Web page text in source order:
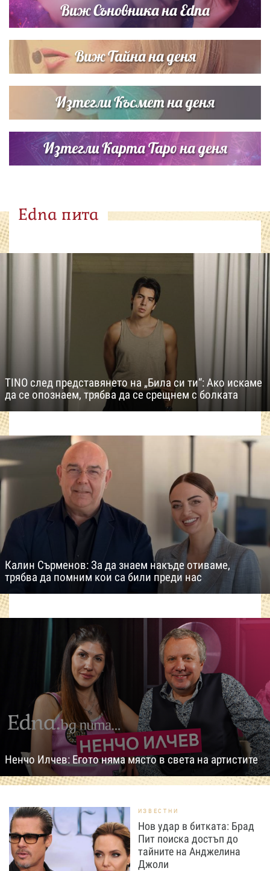
Виж Съновника на Edna
Виж Тайна на деня
Изтегли Късмет на деня
Изтегли Карта Таро на деня
Edna пита
TINO след представянето на „Била си ти“: Ако искаме
да се опознаем, трябва да се срещнем с болката
Калин Сърменов: За да знаем накъде отиваме,
трябва да помним кои са били преди нас
Ненчо Илчев: Егото няма място в света на артистите
ИЗВЕСТНИ
Нов удар в битката: Брад
Пит поиска достъп до
тайните на Анджелина
Джоли